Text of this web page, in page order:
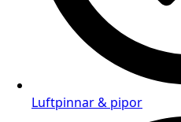
Luftpinnar & pipor